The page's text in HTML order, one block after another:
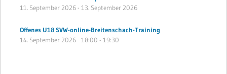
11. September 2026- 13. September 2026
Offenes U18 SVW-online-Breitenschach-Training
14. September 2026 18:00 - 19:30